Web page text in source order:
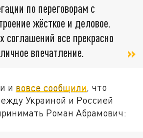
по переговорам с
жёсткое и деловое.
все прекрасно
впечатление.
и вовсе сообщили, что
Украиной и Россией
Роман Абрамович: